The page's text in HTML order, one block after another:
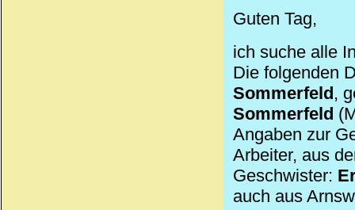
Guten Tag,
ich suche alle
Die folgenden
Sommerfeld,
Sommerfeld
Angaben zur
Arbeiter, aus
Geschwister:
auch aus